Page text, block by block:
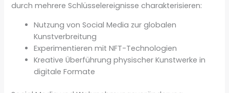
durch mehrere Schlüsselereignisse charakterisieren:
Nutzung von Social Media zur globalen
Kunstverbreitung
Experimentieren mit NFT-Technologien
Kreative Überführung physischer Kunstwerke in
digitale Formate